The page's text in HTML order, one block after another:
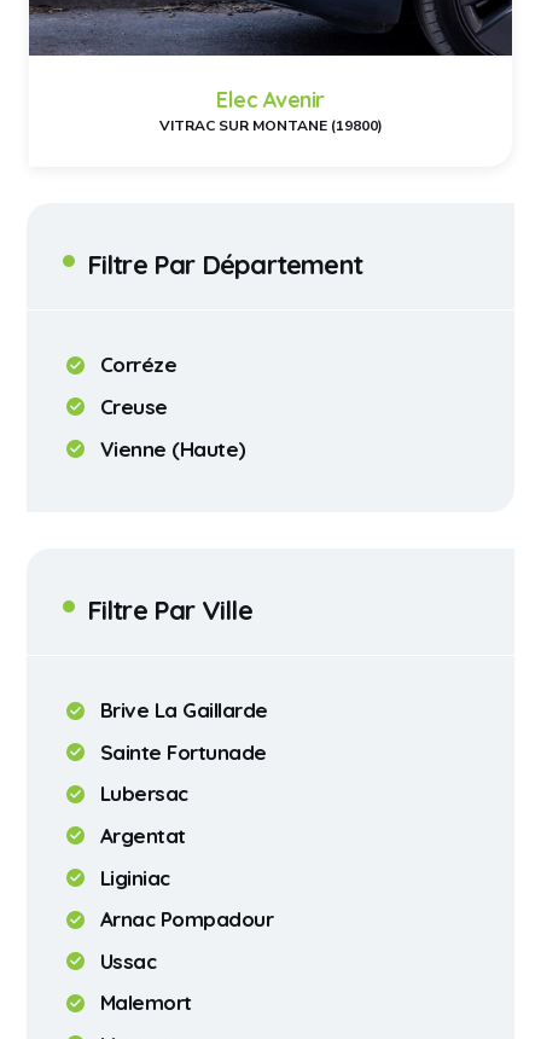
Filtre Par Département
Corréze
Creuse
Vienne (Haute)
Filtre Par Ville
Brive La Gaillarde
Sainte Fortunade
Lubersac
Argentat
Liginiac
Arnac Pompadour
Ussac
Malemort
Elec Avenir
VITRAC SUR MONTANE (19800)